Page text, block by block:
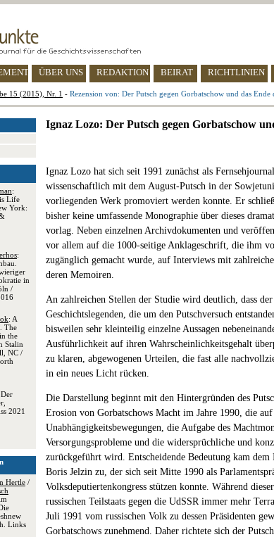
ÜBER UNS REDAKTION BEIRAT RICHTLINIEN
15 (2015), Nr. 1 - Rezension von: Der Putsch gegen Gorbatschow und das Ende
:
Life
York:
:
in
/
: A
The
the
Stalin
NC /
2021
Hertle /
Links
Ignaz Lozo: Der Putsch gegen Gorbatschow
Ignaz Lozo hat sich seit 1991 zunächst als
wissenschaftlich mit dem August-Putsch in der
vorliegenden Werk promoviert werden konnte. Er
bisher keine umfassende Monographie über dieses
vorlag. Neben einzelnen Archivdokumenten und
vor allem auf die 1000-seitige Anklageschrift, die ihm
zugänglich gemacht wurde, auf Interviews mit
deren Memoiren.
An zahlreichen Stellen der Studie wird deutlich, dass
Geschichtslegenden, die um den Putschversuch
bisweilen sehr kleinteilig einzelne Aussagen
Ausführlichkeit auf ihren Wahrscheinlichkeitsgehalt
zu klaren, abgewogenen Urteilen, die fast alle
in ein neues Licht rücken.
Die Darstellung beginnt mit den Hintergründen des
Erosion von Gorbatschows Macht im Jahre 1990, die
Unabhängigkeitsbewegungen, die Aufgabe des
Versorgungsprobleme und die widersprüchliche und
zurückgeführt wird. Entscheidende Bedeutung kam dem
Boris Jelzin zu, der sich seit Mitte 1990 als
Volksdeputiertenkongress stützen konnte. Während
russischen Teilstaats gegen die UdSSR immer mehr
Juli 1991 vom russischen Volk zu dessen Präsidenten
Gorbatschows zunehmend. Daher richtete sich der